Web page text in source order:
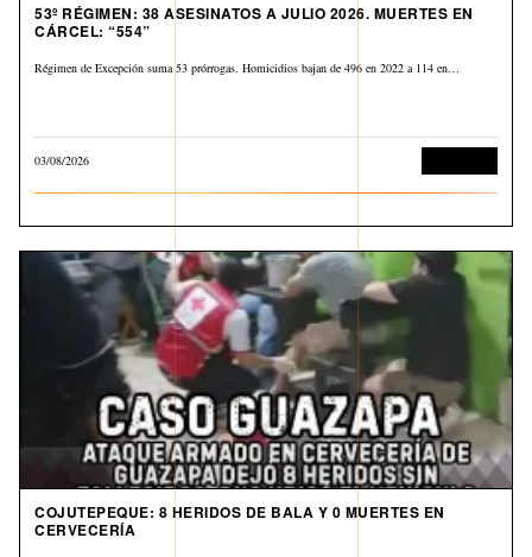
53º RÉGIMEN: 38 ASESINATOS A JULIO 2026. MUERTES EN
CÁRCEL: “554”
Régimen de Excepción suma 53 prórrogas. Homicidios bajan de 496 en 2022 a 114 en…
03/08/2026
COJUTEPEQUE: 8 HERIDOS DE BALA Y 0 MUERTES EN
CERVECERÍA